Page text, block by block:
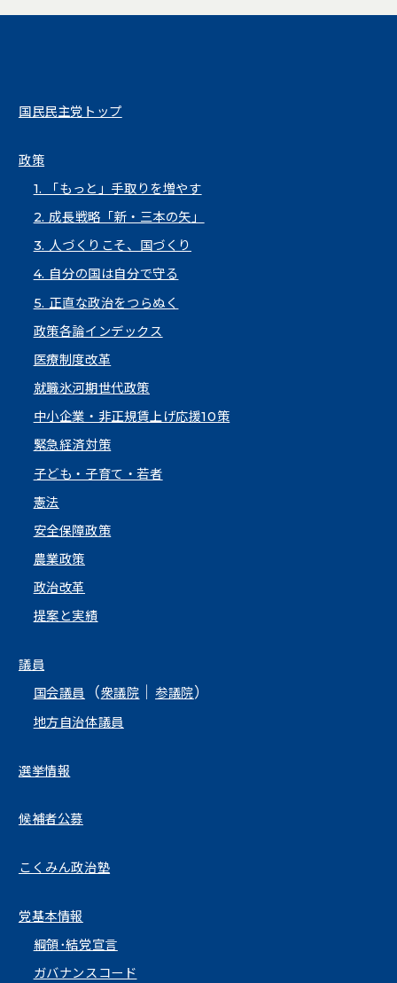
国民民主党トップ
政策
1. 「もっと」手取りを増やす
2. 成長戦略「新・三本の矢」
3. 人づくりこそ、国づくり
4. 自分の国は自分で守る
5. 正直な政治をつらぬく
政策各論インデックス
医療制度改革
就職氷河期世代政策
中小企業・非正規賃上げ応援10策
緊急経済対策
子ども・子育て・若者
憲法
安全保障政策
農業政策
政治改革
提案と実績
議員
国会議員
（衆議院 ｜参議院）
地方自治体議員
選挙情報
候補者公募
こくみん政治塾
党基本情報
綱領･結党宣言
ガバナンスコード